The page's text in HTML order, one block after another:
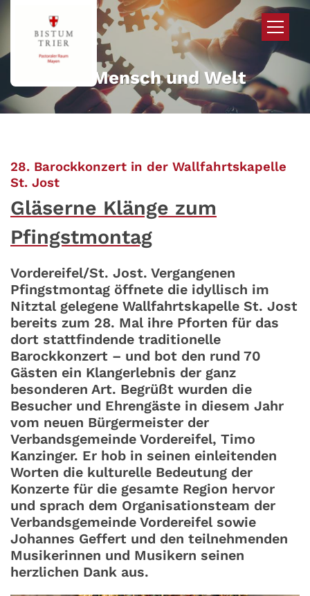
Zum Inhalt springen
Mehr für Mensch und Welt
28. Barockkonzert in der Wallfahrtskapelle
St. Jost:
Gläserne Klänge zum
Pfingstmontag
Vordereifel/St. Jost. Vergangenen
Pfingstmontag öffnete die idyllisch im
Nitztal gelegene Wallfahrtskapelle St. Jost
bereits zum 28. Mal ihre Pforten für das
dort stattfindende traditionelle
Barockkonzert – und bot den rund 70
Gästen ein Klangerlebnis der ganz
besonderen Art. Begrüßt wurden die
Besucher und Ehrengäste in diesem Jahr
vom neuen Bürgermeister der
Verbandsgemeinde Vordereifel, Timo
Kanzinger. Er hob in seinen einleitenden
Worten die kulturelle Bedeutung der
Konzerte für die gesamte Region hervor
und sprach dem Organisationsteam der
Verbandsgemeinde Vordereifel sowie
Johannes Geffert und den teilnehmenden
Musikerinnen und Musikern seinen
herzlichen Dank aus.